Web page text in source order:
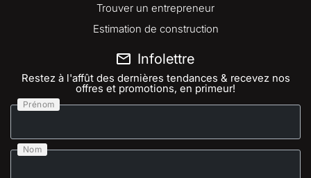
Trouver un entrepreneur
Estimation de construction
Infolettre
Restez à l'affût des dernières tendances & recevez nos
offres et promotions, en primeur!
Prénom
Nom